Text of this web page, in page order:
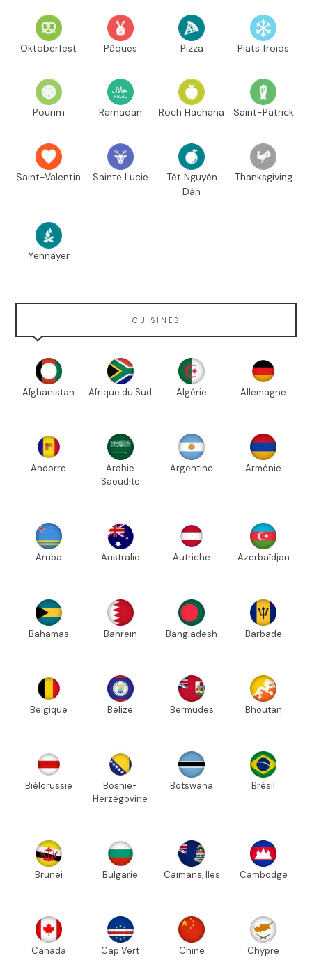
Oktoberfest Pâques Pizza Plats froids
Pourim Ramadan Roch Hachana Saint-Patrick
Saint-Valentin Sainte Lucie
Têt Nguyên
Dán
Thanksgiving
Yennayer
CUISINES
Afghanistan Afrique du Sud Algérie Allemagne
Andorre
Arabie
Saoudite
Argentine Arménie
Aruba Australie Autriche Azerbaïdjan
Bahamas Bahreïn Bangladesh Barbade
Belgique Bélize Bermudes Bhoutan
Biélorussie
Bosnie-
Herzégovine
Botswana Brésil
Brunei Bulgarie Caïmans, Iles Cambodge
Canada Cap Vert Chine Chypre